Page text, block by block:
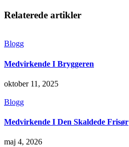
Relaterede artikler
Blogg
Medvirkende I Bryggeren
oktober 11, 2025
Blogg
Medvirkende I Den Skaldede Frisør
maj 4, 2026